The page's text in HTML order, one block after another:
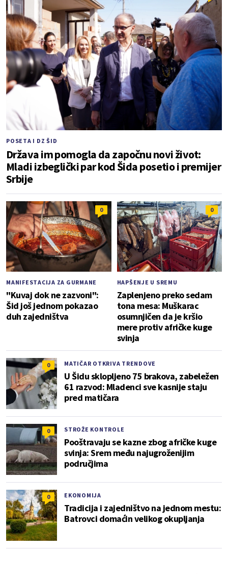
POSETA I DZ ŠID
Država im pomogla da započnu novi život:
Mladi izbeglički par kod Šida posetio i premijer
Srbije
0
MANIFESTACIJA ZA GURMANE
"Kuvaj dok ne zazvoni":
Šid još jednom pokazao
duh zajedništva
0
HAPŠENJE U SREMU
Zaplenjeno preko sedam
tona mesa: Muškarac
osumnjičen da je kršio
mere protiv afričke kuge
svinja
0 MATIČAR OTKRIVA TRENDOVE
U Šidu sklopljeno 75 brakova, zabeležen
61 razvod: Mladenci sve kasnije staju
pred matičara
0 STROŽE KONTROLE
Pooštravaju se kazne zbog afričke kuge
svinja: Srem među najugroženijim
područjima
0 EKONOMIJA
Tradicija i zajedništvo na jednom mestu:
Batrovci domaćin velikog okupljanja